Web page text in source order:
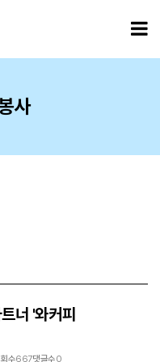
사
너 '와커피
수667댓글수0